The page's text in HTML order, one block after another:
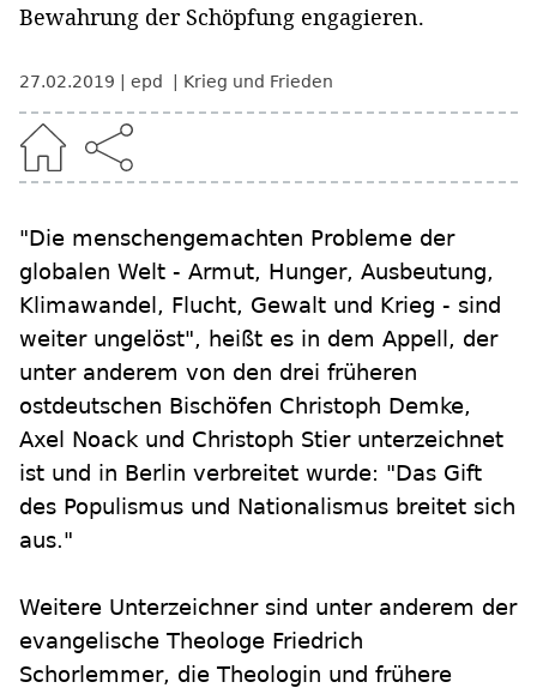
Bewahrung der Schöpfung engagieren.
27.02.2019 epd Krieg und Frieden
"Die menschengemachten Probleme der
globalen Welt - Armut, Hunger, Ausbeutung,
Klimawandel, Flucht, Gewalt und Krieg - sind
weiter ungelöst", heißt es in dem Appell, der
unter anderem von den drei früheren
ostdeutschen Bischöfen Christoph Demke,
Axel Noack und Christoph Stier unterzeichnet
ist und in Berlin verbreitet wurde: "Das Gift
des Populismus und Nationalismus breitet sich
aus."
Weitere Unterzeichner sind unter anderem der
evangelische Theologe Friedrich
Schorlemmer, die Theologin und frühere